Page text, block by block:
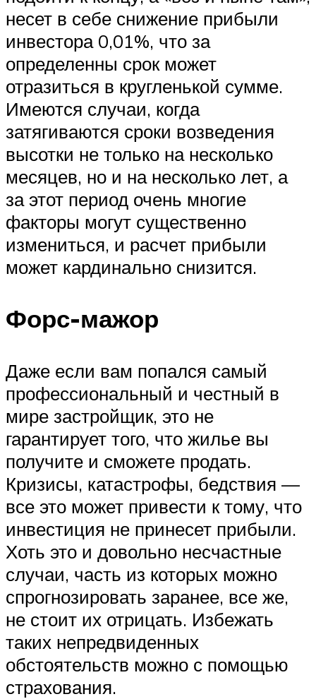
несет в себе снижение прибыли
инвестора 0,01%, что за
определенны срок может
отразиться в кругленькой сумме.
Имеются случаи, когда
затягиваются сроки возведения
высотки не только на несколько
месяцев, но и на несколько лет, а
за этот период очень многие
факторы могут существенно
измениться, и расчет прибыли
может кардинально снизится.
Форс-мажор
Даже если вам попался самый
профессиональный и честный в
мире застройщик, это не
гарантирует того, что жилье вы
получите и сможете продать.
Кризисы, катастрофы, бедствия —
все это может привести к тому, что
инвестиция не принесет прибыли.
Хоть это и довольно несчастные
случаи, часть из которых можно
спрогнозировать заранее, все же,
не стоит их отрицать. Избежать
таких непредвиденных
обстоятельств можно с помощью
страхования.